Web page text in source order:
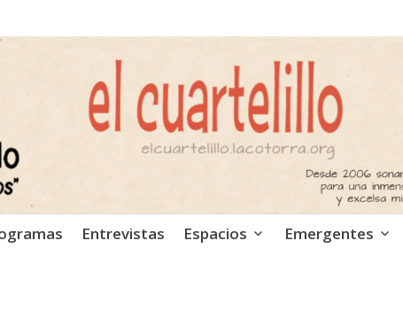
música independiente. Podcast
Entrevistas Espacios Emergentes